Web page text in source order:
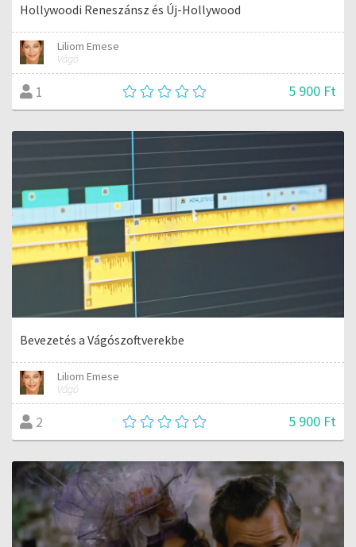
Hollywoodi Reneszánsz és Új-Hollywood
Liliom Emese
Vágó
1 5 900 Ft
Bevezetés a Vágószoftverekbe
Liliom Emese
Vágó
2 5 900 Ft